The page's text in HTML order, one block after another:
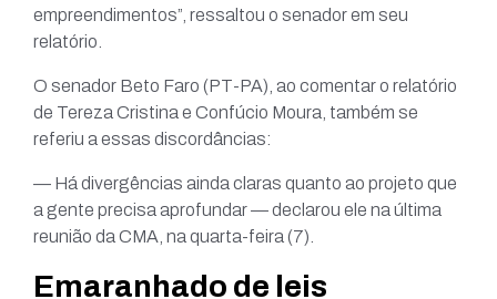
empreendimentos”, ressaltou o senador em seu
relatório.
O senador Beto Faro (PT-PA), ao comentar o relatório
de Tereza Cristina e Confúcio Moura, também se
referiu a essas discordâncias:
— Há divergências ainda claras quanto ao projeto que
a gente precisa aprofundar — declarou ele na última
reunião da CMA, na quarta-feira (7).
Emaranhado de leis